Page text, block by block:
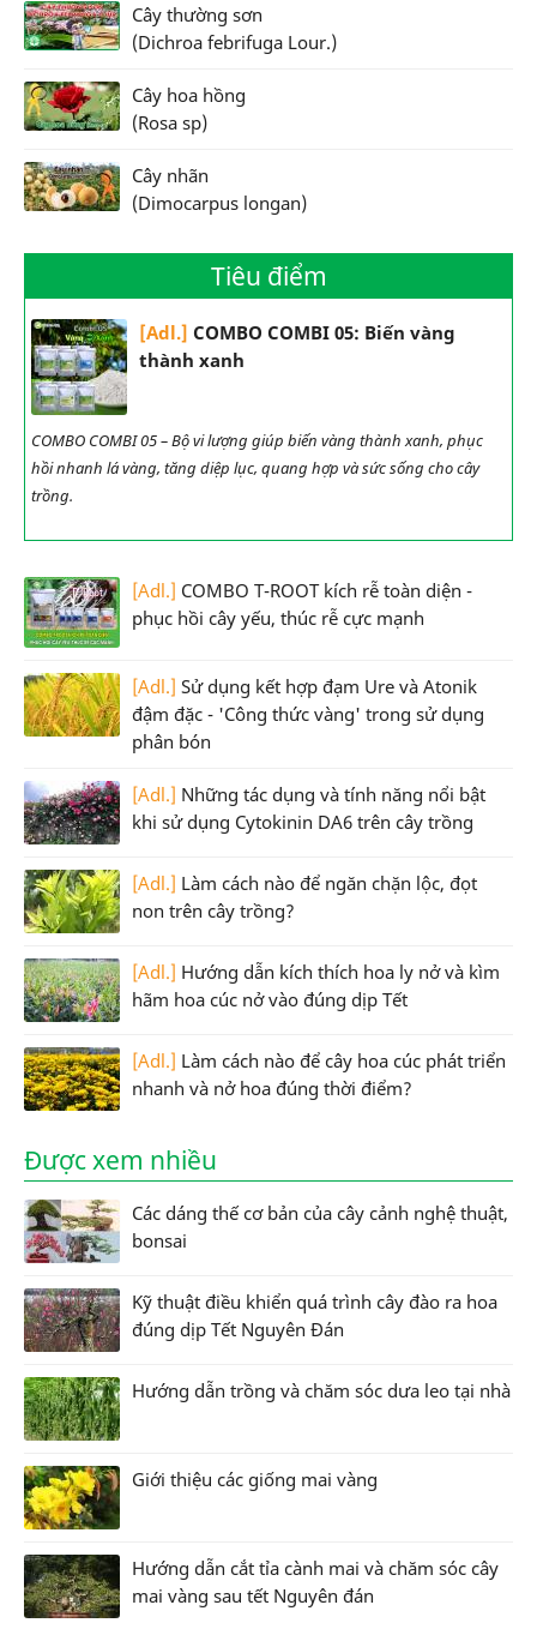
Cây thường sơn
(Dichroa febrifuga Lour.)
Cây hoa hồng
(Rosa sp)
Cây nhãn
(Dimocarpus longan)
Tiêu điểm
[Adl.] COMBO COMBI 05: Biến vàng
thành xanh
COMBO COMBI 05 – Bộ vi lượng giúp biến vàng thành xanh, phục
hồi nhanh lá vàng, tăng diệp lục, quang hợp và sức sống cho cây
trồng.
[Adl.] COMBO T-ROOT kích rễ toàn diện -
phục hồi cây yếu, thúc rễ cực mạnh
[Adl.] Sử dụng kết hợp đạm Ure và Atonik
đậm đặc - 'Công thức vàng' trong sử dụng
phân bón
[Adl.] Những tác dụng và tính năng nổi bật
khi sử dụng Cytokinin DA6 trên cây trồng
[Adl.] Làm cách nào để ngăn chặn lộc, đọt
non trên cây trồng?
[Adl.] Hướng dẫn kích thích hoa ly nở và kìm
hãm hoa cúc nở vào đúng dịp Tết
[Adl.] Làm cách nào để cây hoa cúc phát triển
nhanh và nở hoa đúng thời điểm?
Được xem nhiều
Các dáng thế cơ bản của cây cảnh nghệ thuật,
bonsai
Kỹ thuật điều khiển quá trình cây đào ra hoa
đúng dịp Tết Nguyên Đán
Hướng dẫn trồng và chăm sóc dưa leo tại nhà
Giới thiệu các giống mai vàng
Hướng dẫn cắt tỉa cành mai và chăm sóc cây
mai vàng sau tết Nguyên đán